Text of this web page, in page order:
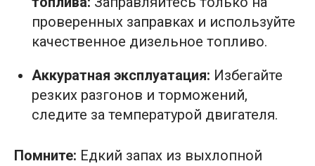
проверенных заправках и используйте
качественное дизельное топливо.
Аккуратная эксплуатация: Избегайте
резких разгонов и торможений,
следите за температурой двигателя.
Помните: Едкий запах из выхлопной